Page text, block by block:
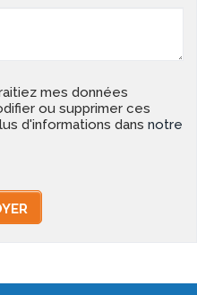
mes données
ou supprimer ces
d'informations dans notre